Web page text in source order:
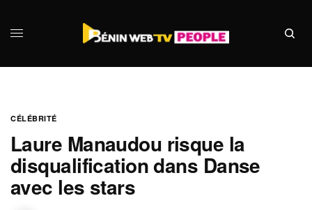
CÉLÉBRITÉ
Laure Manaudou risque la
disqualification dans Danse
avec les stars